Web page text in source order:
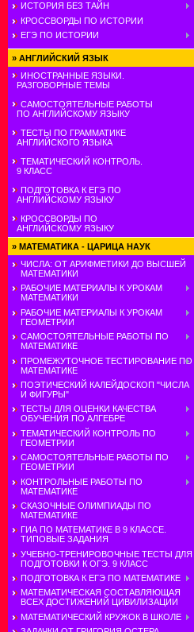
ИСТОРИЯ БЕЗ ТАЙН
КРОССВОРДЫ ПО ИСТОРИИ
ЕГЭ ПО ИСТОРИИ
» АНГЛИЙСКИЙ ЯЗЫК
ИНОСТРАННЫЕ ЯЗЫКИ.
РАЗГОВОРНЫЕ ТЕМЫ
САМОСТОЯТЕЛЬНЫЕ РАБОТЫ
ПО АНГЛИЙСКОМУ ЯЗЫКУ
ТЕСТЫ ПО ГРАММАТИКЕ
АНГЛИЙСКОГО ЯЗЫКА
ТЕМАТИЧЕСКИЙ КОНТРОЛЬ.
9 КЛАСС
ПОДГОТОВКА К ЕГЭ ПО
АНГЛИЙСКОМУ ЯЗЫКУ
КРОССВОРДЫ ПО
АНГЛИЙСКОМУ ЯЗЫКУ
» МАТЕМАТИКА - ЦАРИЦА НАУК
ЧИСЛА: ОТ АРИФМЕТИКИ ДО ВЫСШЕЙ
МАТЕМАТИКИ
РАБОЧИЕ МАТЕРИАЛЫ К УРОКАМ
МАТЕМАТИКИ
РАБОЧИЕ МАТЕРИАЛЫ К УРОКАМ
ГЕОМЕТРИИ
САМОСТОЯТЕЛЬНЫЕ РАБОТЫ ПО
МАТЕМАТИКЕ
ПРОМЕЖУТОЧНОЕ ТЕСТИРОВАНИЕ ПО
МАТЕМАТИКЕ
ПОЭТИЧЕСКИЙ КАЛЕЙДОСКОП "ЧИСЛА
И ФИГУРЫ"
ТЕСТЫ ДЛЯ ОЦЕНКИ КАЧЕСТВА
ОБУЧЕНИЯ ПО АЛГЕБРЕ
ТЕМАТИЧЕСКИЙ КОНТРОЛЬ ПО
ГЕОМЕТРИИ
САМОСТОЯТЕЛЬНЫЕ РАБОТЫ ПО
ГЕОМЕТРИИ
КОНТРОЛЬНЫЕ РАБОТЫ ПО
МАТЕМАТИКЕ
СКАЗОЧНЫЕ ОЛИМПИАДЫ ПО
МАТЕМАТИКЕ
ГИА ПО МАТЕМАТИКЕ В 9 КЛАССЕ.
ТИПОВЫЕ ЗАДАНИЯ
УЧЕБНО-ТРЕНИРОВОЧНЫЕ ТЕСТЫ ДЛЯ
ПОДГОТОВКИ К ОГЭ. 9 КЛАСС
ПОДГОТОВКА К ЕГЭ ПО МАТЕМАТИКЕ
МАТЕМАТИЧЕСКАЯ СОСТАВЛЯЮЩАЯ
ВСЕХ ДОСТИЖЕНИЙ ЦИВИЛИЗАЦИИ
МАТЕМАТИЧЕСКИЙ КРУЖОК В ШКОЛЕ